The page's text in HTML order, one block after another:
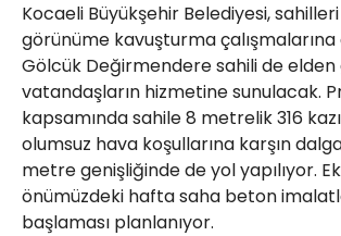
Kocaeli Büyükşehir Belediyesi,
görünüme kavuşturma
Gölcük Değirmendere sahili de elden
vatandaşların hizmetine sunulacak.
kapsamında sahile 8 metrelik 316
olumsuz hava koşullarına karşın
metre genişliğinde de yol yapılıyor.
önümüzdeki hafta saha beton
başlaması planlanıyor.